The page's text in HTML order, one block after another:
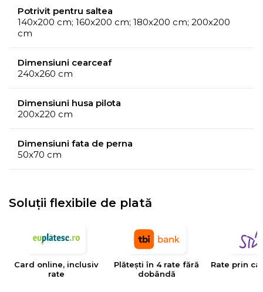
Potrivit pentru saltea
140x200 cm; 160x200 cm; 180x200 cm; 200x200
cm
Dimensiuni cearceaf
240x260 cm
Dimensiuni husa pilota
200x220 cm
Dimensiuni fata de perna
50x70 cm
Soluții flexibile de plată
Card online, inclusiv
rate
Plătești în 4 rate fără
dobândă
Rate prin